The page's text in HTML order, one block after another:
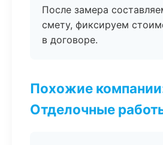
После замера
смету, фиксируем
в договоре.
Похожие
Отделочные